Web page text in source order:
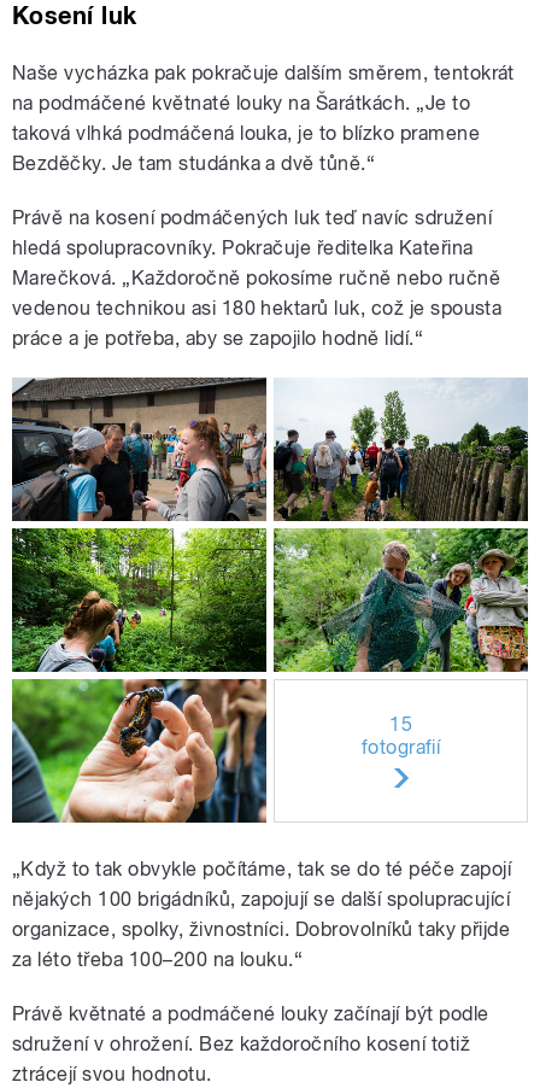
Kosení luk
Naše vycházka pak pokračuje dalším směrem, tentokrát
na podmáčené květnaté louky na Šarátkách. „Je to
taková vlhká podmáčená louka, je to blízko pramene
Bezděčky. Je tam studánka a dvě tůně.“
Právě na kosení podmáčených luk teď navíc sdružení
hledá spolupracovníky. Pokračuje ředitelka Kateřina
Marečková. „Každoročně pokosíme ručně nebo ručně
vedenou technikou asi 180 hektarů luk, což je spousta
práce a je potřeba, aby se zapojilo hodně lidí.“
15
fotografií
„Když to tak obvykle počítáme, tak se do té péče zapojí
nějakých 100 brigádníků, zapojují se další spolupracující
organizace, spolky, živnostníci. Dobrovolníků taky přijde
za léto třeba 100–200 na louku.“
Právě květnaté a podmáčené louky začínají být podle
sdružení v ohrožení. Bez každoročního kosení totiž
ztrácejí svou hodnotu.